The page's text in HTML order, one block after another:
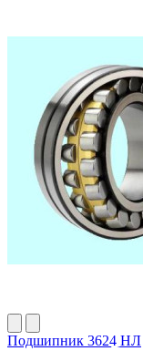
Подшипник 3624 HЛ